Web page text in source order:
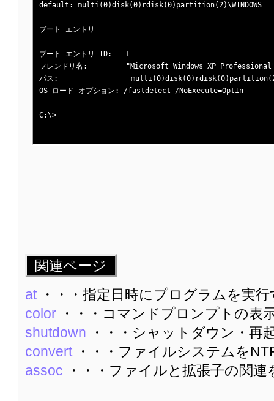
default: multi(0)disk(0)rdisk(0)partition(2)\WINDOWS
ブート エントリ
---------------
ブート エントリ ID:   1
フレンドリ名:         "Microsoft Windows XP
パス:
OS ロード オプション: /fastdetect /NoExecute=OptIn
関連ページ
at ・・・指定日時にプログラムを実
color ・・・コマンドプロンプトの表
shutdown ・・・シャットダウン・再
convert ・・・ファイルシステムを
assoc ・・・ファイルと拡張子の関